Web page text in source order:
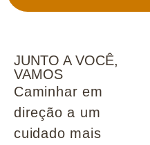
JUNTO A VOCÊ,
VAMOS
Caminhar em
direção a um
cuidado mais